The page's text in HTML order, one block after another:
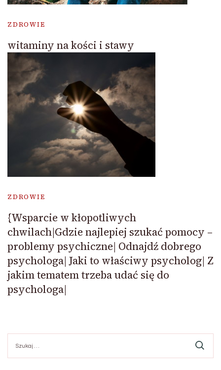
ZDROWIE
witaminy na kości i stawy
ZDROWIE
{Wsparcie w kłopotliwych
chwilach|Gdzie najlepiej szukać pomocy –
problemy psychiczne| Odnajdź dobrego
psychologa| Jaki to właściwy psycholog| Z
jakim tematem trzeba udać się do
psychologa|